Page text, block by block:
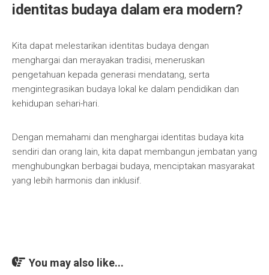
identitas budaya dalam era modern?
Kita dapat melestarikan identitas budaya dengan
menghargai dan merayakan tradisi, meneruskan
pengetahuan kepada generasi mendatang, serta
mengintegrasikan budaya lokal ke dalam pendidikan dan
kehidupan sehari-hari.
Dengan memahami dan menghargai identitas budaya kita
sendiri dan orang lain, kita dapat membangun jembatan yang
menghubungkan berbagai budaya, menciptakan masyarakat
yang lebih harmonis dan inklusif.
You may also like...